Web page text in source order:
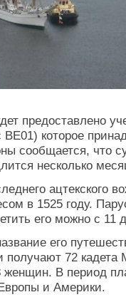
предоставлено
BE01) которое
сообщается, что
несколько
ацтекского
в 1525 году.
его можно с 11
его
получают 72 кадета
В период
и Америки.